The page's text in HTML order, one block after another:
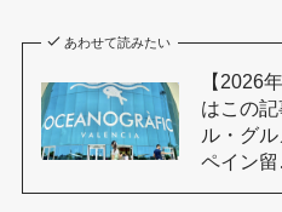
あわせて読みたい
【2026
はこの
ル・グ
ペイン